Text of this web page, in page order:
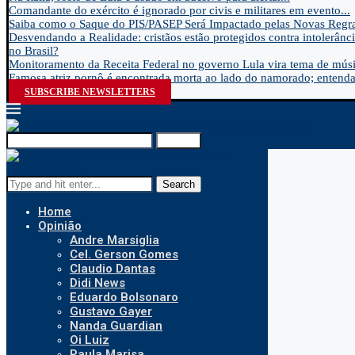
Comandante do exército é ignorado por civis e militares em evento...
Saiba como o Saque do PIS/PASEP Será Impactado pelas Novas
Desvendando a Realidade: cristãos estão protegidos contra
no Brasil?
Monitoramento da Receita Federal no governo Lula vira tema de
Famosa atriz pornô é encontrada morta ao lado do namorado;
SUBSCRIBE NEWSLETTERS
Search
Home
Opinião
Andre Marsiglia
Cel. Gerson Gomes
Claudio Dantas
Didi News
Eduardo Bolsonaro
Gustavo Gayer
Nanda Guardian
Oi Luiz